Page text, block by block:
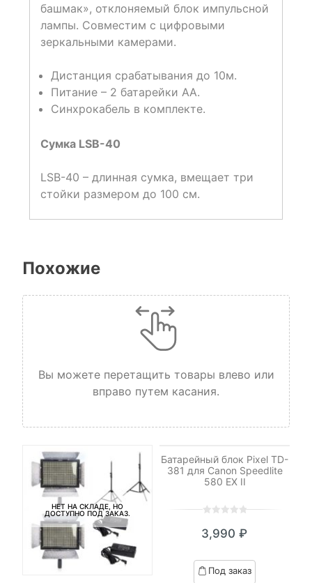
башмак», отклоняемый блок импульсной
лампы. Совместим с цифровыми
зеркальными камерами.
Дистанция срабатывания до 10м.
Питание – 2 батарейки АА.
Синхрокабель в комплекте.
Сумка LSB-40
LSB-40 – длинная сумка, вмещает три
стойки размером до 100 см.
Похожие
Вы можете перетащить товары влево или
вправо путем касания.
НЕТ НА СКЛАДЕ, НО
ДОСТУПНО ПОД ЗАКАЗ.
Батарейный блок Pixel TD-
381 для Canon Speedlite
580 EX II
out
based
on
3,990 ₽
Под заказ